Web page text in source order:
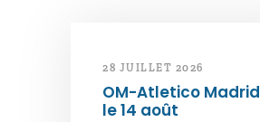
28 JUILLET 2026
OM-Atletico Madrid
le 14 août